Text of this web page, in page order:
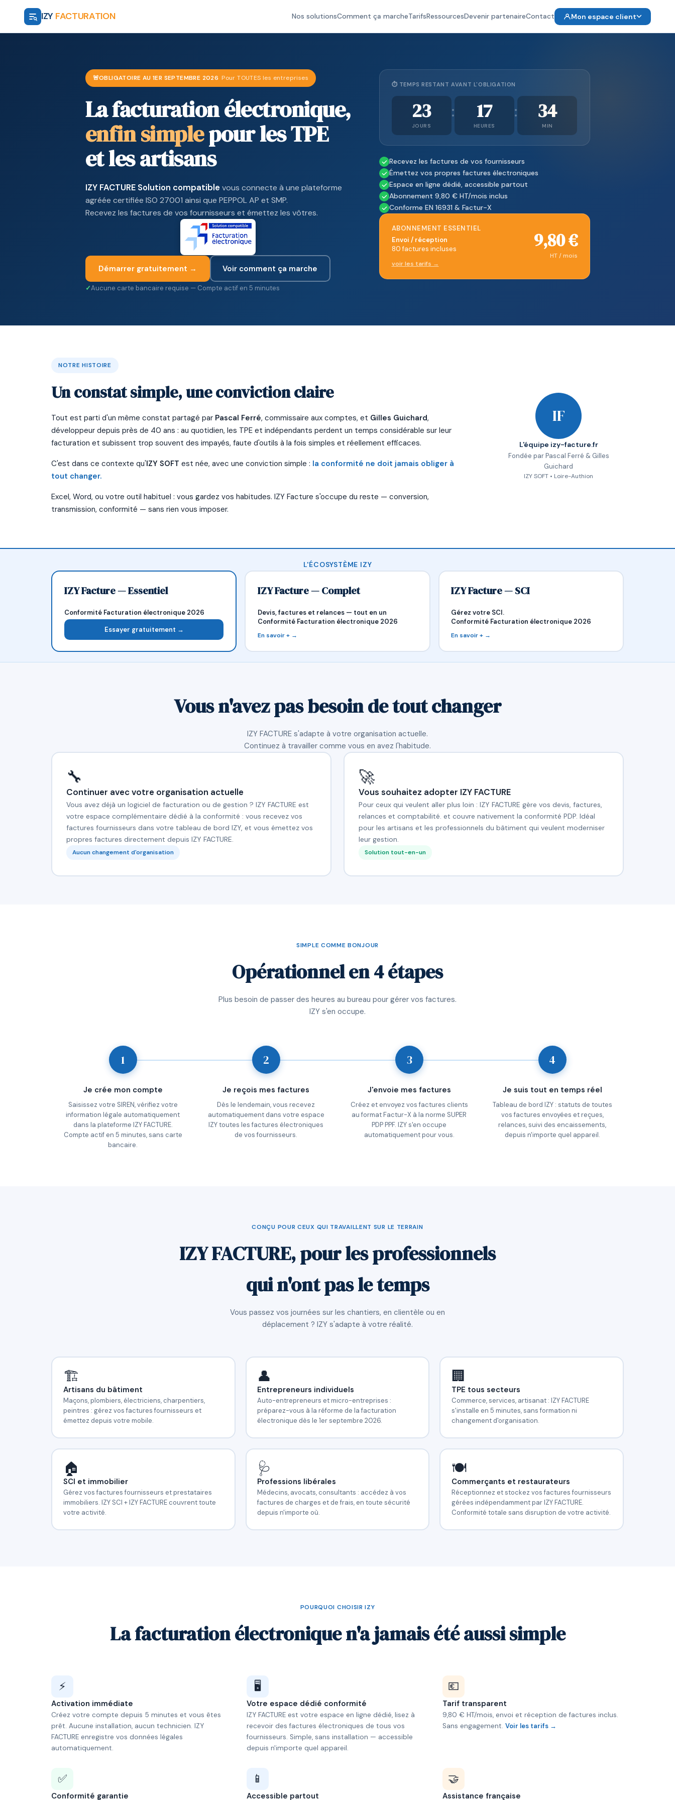
IZY FACTURATION Nos solutionsComment ça marcheTarifsRessourcesDevenir partenaireContact Mon espace client
🚨OBLIGATOIRE AU 1ER SEPTEMBRE 2026 Pour TOUTES les entreprises
La facturation électronique,
enfin simplepour les TPE
et les artisans
IZY FACTURE Solution compatible vous connecte à une plateforme
agréée certifiée ISO 27001 ainsi que PEPPOL AP et SMP.
Recevez les factures de vos fournisseurs et émettez les vôtres.
Démarrer gratuitement → Voir comment ça marche
Aucune carte bancaire requise — Compte actif en 5 minutes
⏱ TEMPS RESTANT AVANT L'OBLIGATION
23
JOURS
: 17
HEURES
: 34
MIN
Recevez les factures de vos fournisseurs
Émettez vos propres factures électroniques
Espace en ligne dédié, accessible partout
Abonnement 9,80 € HT/mois inclus
Conforme EN 16931 & Factur-X
ABONNEMENT ESSENTIEL
Envoi / réception
80 factures incluses
voir les tarifs →
9,80 €
HT / mois
NOTRE HISTOIRE
Un constat simple, une conviction claire
Tout est parti d'un même constat partagé par Pascal Ferré, commissaire aux comptes, et Gilles Guichard,
développeur depuis près de 40 ans : au quotidien, les TPE et indépendants perdent un temps considérable sur leur
facturation et subissent trop souvent des impayés, faute d'outils à la fois simples et réellement efficaces.
C'est dans ce contexte qu'IZY SOFT est née, avec une conviction simple : la conformité ne doit jamais obliger à
tout changer.
Excel, Word, ou votre outil habituel : vous gardez vos habitudes. IZY Facture s'occupe du reste — conversion,
transmission, conformité — sans rien vous imposer.
IF
L'équipe izy-facture.fr
Fondée par Pascal Ferré & Gilles
Guichard
IZY SOFT • Loire-Authion
L'ÉCOSYSTÈME IZY
IZY Facture — Essentiel
Conformité Facturation électronique 2026
Essayer gratuitement →
IZY Facture — Complet
Devis, factures et relances — tout en un
Conformité Facturation électronique 2026
En savoir + →
IZY Facture — SCI
Gérez votre SCI.
Conformité Facturation électronique 2026
En savoir + →
Vous n'avez pas besoin de tout changer
IZY FACTURE s'adapte à votre organisation actuelle.
Continuez à travailler comme vous en avez l'habitude.
🔧
Continuer avec votre organisation actuelle
Vous avez déjà un logiciel de facturation ou de gestion ? IZY FACTURE est
votre espace complémentaire dédié à la conformité : vous recevez vos
factures fournisseurs dans votre tableau de bord IZY, et vous émettez vos
propres factures directement depuis IZY FACTURE.
Aucun changement d'organisation
🚀
Vous souhaitez adopter IZY FACTURE
Pour ceux qui veulent aller plus loin : IZY FACTURE gère vos devis, factures,
relances et comptabilité. et couvre nativement la conformité PDP. Idéal
pour les artisans et les professionnels du bâtiment qui veulent moderniser
leur gestion.
Solution tout-en-un
SIMPLE COMME BONJOUR
Opérationnel en 4 étapes
Plus besoin de passer des heures au bureau pour gérer vos factures.
IZY s'en occupe.
1
Je crée mon compte
Saisissez votre SIREN, vérifiez votre
information légale automatiquement
dans la plateforme IZY FACTURE.
Compte actif en 5 minutes, sans carte
bancaire.
2
Je reçois mes factures
Dès le lendemain, vous recevez
automatiquement dans votre espace
IZY toutes les factures électroniques
de vos fournisseurs.
3
J'envoie mes factures
Créez et envoyez vos factures clients
au format Factur-X à la norme SUPER
PDP PPF. IZY s'en occupe
automatiquement pour vous.
4
Je suis tout en temps réel
Tableau de bord IZY : statuts de toutes
vos factures envoyées et reçues,
relances, suivi des encaissements,
depuis n'importe quel appareil.
CONÇU POUR CEUX QUI TRAVAILLENT SUR LE TERRAIN
IZY FACTURE, pour les professionnels
qui n'ont pas le temps
Vous passez vos journées sur les chantiers, en clientèle ou en
déplacement ? IZY s'adapte à votre réalité.
🏗️
Artisans du bâtiment
Maçons, plombiers, électriciens, charpentiers,
peintres : gérez vos factures fournisseurs et
émettez depuis votre mobile.
👤
Entrepreneurs individuels
Auto-entrepreneurs et micro-entreprises :
préparez-vous à la réforme de la facturation
électronique dès le 1er septembre 2026.
🏢
TPE tous secteurs
Commerce, services, artisanat : IZY FACTURE
s'installe en 5 minutes, sans formation ni
changement d'organisation.
🏠
SCI et immobilier
Gérez vos factures fournisseurs et prestataires
immobiliers. IZY SCI + IZY FACTURE couvrent toute
votre activité.
🩺
Professions libérales
Médecins, avocats, consultants : accédez à vos
factures de charges et de frais, en toute sécurité
depuis n'importe où.
🍽️
Commerçants et restaurateurs
Réceptionnez et stockez vos factures fournisseurs
gérées indépendamment par IZY FACTURE.
Conformité totale sans disruption de votre activité.
POURQUOI CHOISIR IZY
La facturation électronique n'a jamais été aussi simple
⚡
Activation immédiate
Créez votre compte depuis 5 minutes et vous êtes
prêt. Aucune installation, aucun technicien. IZY
FACTURE enregistre vos données légales
automatiquement.
🖥️
Votre espace dédié conformité
IZY FACTURE est votre espace en ligne dédié, lisez à
recevoir des factures électroniques de tous vos
fournisseurs. Simple, sans installation — accessible
depuis n'importe quel appareil.
💶
Tarif transparent
9,80 € HT/mois, envoi et réception de factures inclus.
Sans engagement. Voir les tarifs →
✅
Conformité garantie
📱
Accessible partout
🤝
Assistance française